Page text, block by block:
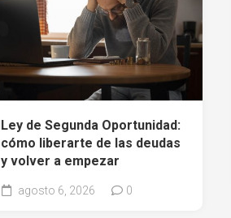
Ley de Segunda Oportunidad:
cómo liberarte de las deudas
y volver a empezar
agosto 6, 2026 0